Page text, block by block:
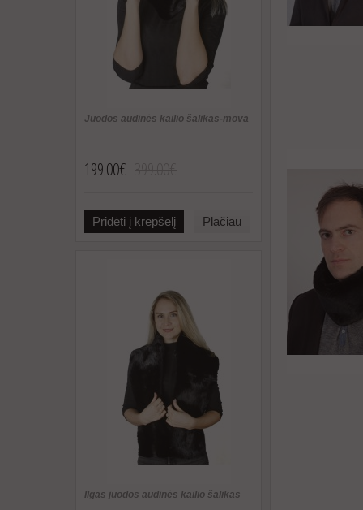
Juodos audinės kailio šalikas-mova
199.00€
Pridėti į krepšelį Plačiau
Ilgas juodos audinės kailio šalikas